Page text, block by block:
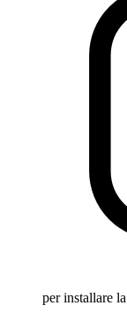
per installare